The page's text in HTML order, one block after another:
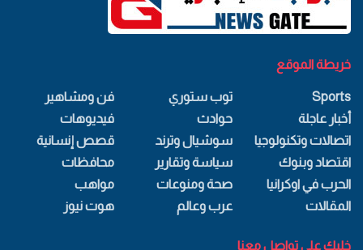
خريطة الموقع
Sports
أخبار عاجلة
اتصالات وتكنولوجيا
اقتصاد وبنوك
الحرب في اوكرانيا
المقالات
توب ستوري
حوادث
سوشيال وترند
سياسة وتقارير
صحة ومنوعات
عرب وعالم
فن ومشاهير
فيديوهات
قصص إنسانية
محافظات
مواهب
هوت نيوز
خليك علي تواصل معنا